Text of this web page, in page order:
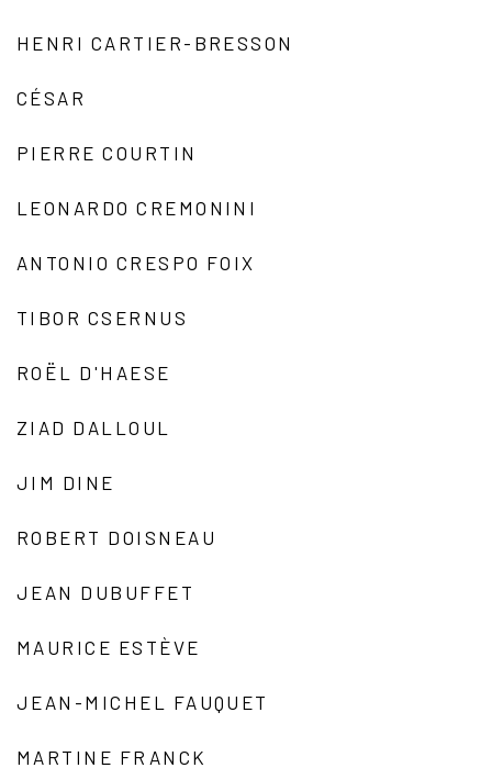
HENRI CARTIER-BRESSON
CÉSAR
PIERRE COURTIN
LEONARDO CREMONINI
ANTONIO CRESPO FOIX
TIBOR CSERNUS
ROËL D'HAESE
ZIAD DALLOUL
JIM DINE
ROBERT DOISNEAU
JEAN DUBUFFET
MAURICE ESTÈVE
JEAN-MICHEL FAUQUET
MARTINE FRANCK